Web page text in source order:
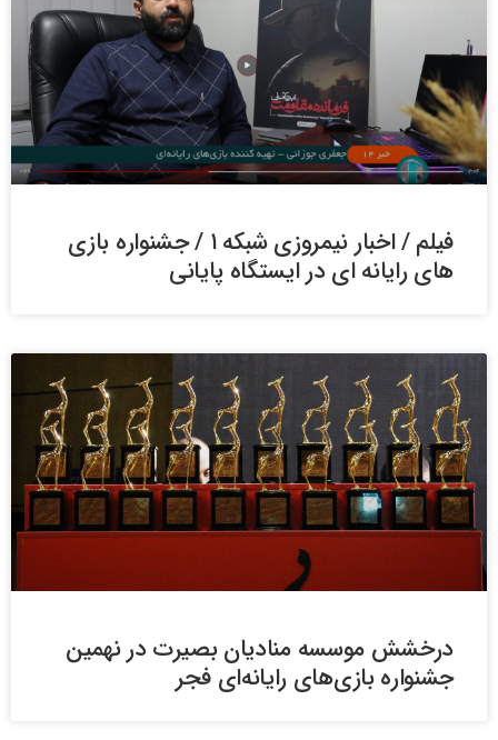
فیلم / اخبار نیمروزی شبکه ۱ / جشنواره بازی
های رایانه ای در ایستگاه پایانی
درخشش موسسه منادیان بصیرت در نهمین
جشنواره بازی‌های رایانه‌ای فجر